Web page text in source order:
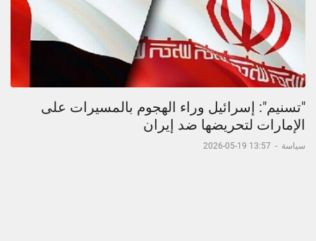
"تسنيم": إسرائيل وراء الهجوم بالمسيرات على
الإمارات لتحريضها ضد إيران
سياسة -
13:57 19-05-2026